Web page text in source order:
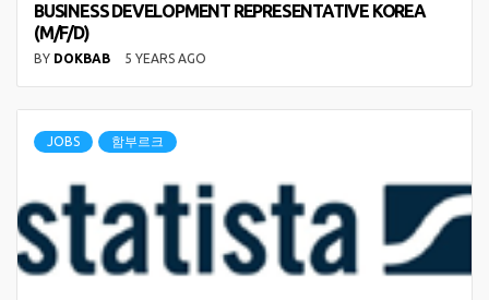
BUSINESS DEVELOPMENT REPRESENTATIVE KOREA
(M/F/D)
BY DOKBAB 5 YEARS AGO
JOBS 함부르크